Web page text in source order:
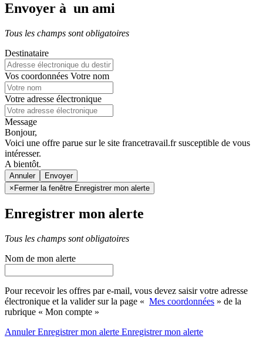
Envoyer à un ami
Tous les champs sont obligatoires
Destinataire
Vos coordonnées Votre nom
Votre adresse électronique
Message
Bonjour,
Voici une offre parue sur le site francetravail.fr susceptible de vous
intéresser.
A bientôt.
Annuler
× Fermer la fenêtre Enregistrer mon alerte
Enregistrer mon alerte
Tous les champs sont obligatoires
Nom de mon alerte
Pour recevoir les offres par e-mail, vous devez saisir votre adresse
électronique et la valider sur la page « Mes coordonnées » de la
rubrique « Mon compte »
AnnulerEnregistrer mon alerte Enregistrermon alerte